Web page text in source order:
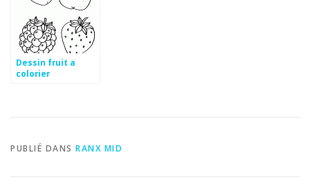
Dessin fruit a
colorier
PUBLIÉ DANS RANX MID